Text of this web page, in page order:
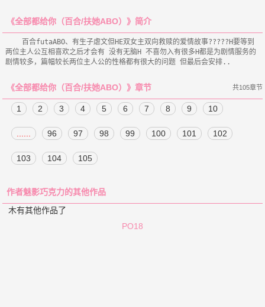
《全部都给你（百合/扶她ABO）》简介
两位主人公互相喜欢之后才会有 没有无脑H 不喜勿入有很多H都是为剧情服务的
《全部都给你（百合/扶她ABO）》章节 共105章节
1 2 3 4 5 6 7 8 9 10
96 97 98 99 100 101 102
103 104 105
作者魅影巧克力的其他作品
木有其他作品了
PO18